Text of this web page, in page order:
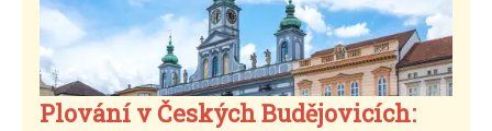
Plování v Českých Budějovicích: